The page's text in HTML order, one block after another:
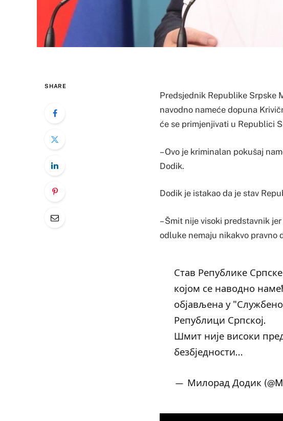
SHARE
Predsjednik Republike Srpske
navodno nameće dopuna
će se primjenjivati u Republici
– Ovo je kriminalan pokušaj
Dodik.
Dodik je istakao da je stav
– Šmit nije visoki predstavnik
odluke nemaju nikakvo pravno
Став Републике
којом се наводно
објављена у
Републици Српској.
Шмит није високи
безбједности…
— Милорад Додик